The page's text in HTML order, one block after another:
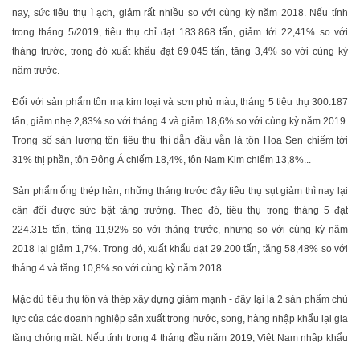
nay, sức tiêu thụ ì ạch, giảm rất nhiều so với cùng kỳ năm 2018. Nếu tính
trong tháng 5/2019, tiêu thụ chỉ đạt 183.868 tấn, giảm tới 22,41% so với
tháng trước, trong đó xuất khẩu đạt 69.045 tấn, tăng 3,4% so với cùng kỳ
năm trước.
Đối với sản phẩm tôn mạ kim loại và sơn phủ màu, tháng 5 tiêu thụ 300.187
tấn, giảm nhẹ 2,83% so với tháng 4 và giảm 18,6% so với cùng kỳ năm 2019.
Trong số sản lượng tôn tiêu thụ thì dẫn đầu vẫn là tôn Hoa Sen chiếm tới
31% thị phần, tôn Đông Á chiếm 18,4%, tôn Nam Kim chiếm 13,8%...
Sản phẩm ống thép hàn, những tháng trước đây tiêu thụ sụt giảm thì nay lại
cân đối được sức bật tăng trưởng. Theo đó, tiêu thụ trong tháng 5 đạt
224.315 tấn, tăng 11,92% so với tháng trước, nhưng so với cùng kỳ năm
2018 lại giảm 1,7%. Trong đó, xuất khẩu đạt 29.200 tấn, tăng 58,48% so với
tháng 4 và tăng 10,8% so với cùng kỳ năm 2018.
Mặc dù tiêu thụ tôn và thép xây dựng giảm mạnh - đây lại là 2 sản phẩm chủ
lực của các doanh nghiệp sản xuất trong nước, song, hàng nhập khẩu lại gia
tăng chóng mặt. Nếu tính trong 4 tháng đầu năm 2019, Việt Nam nhập khẩu